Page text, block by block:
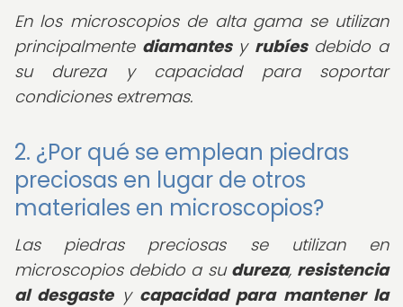
En los microscopios de alta gama se utilizan
principalmente diamantesy rubíesdebido a
su dureza y capacidad para soportar
condiciones extremas.
2. ¿Por qué se emplean piedras
preciosas en lugar de otros
materiales en microscopios?
Las piedras preciosas se utilizan en
microscopios debido a su dureza, resistencia
al desgastey capacidad para mantener la